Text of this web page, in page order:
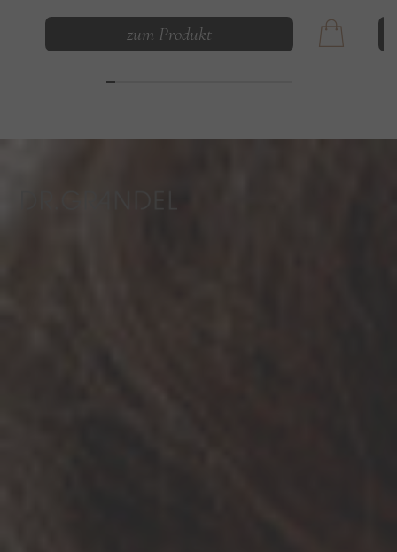
zum Produkt